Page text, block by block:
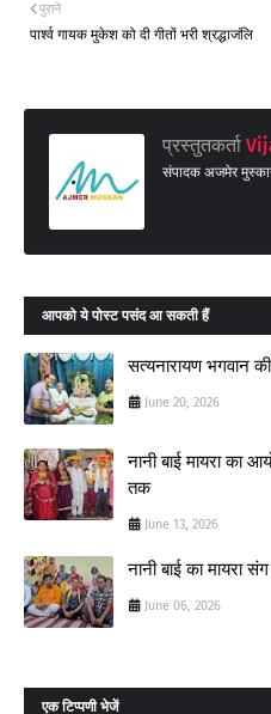
पुराने
पार्श्व गायक मुकेश को दी गीतों भरी श्रद्धाजंलि
प्रस्तुतकर्ता
संपादक अजमेर
आपको ये पोस्ट पसंद आ सकती हैं
सत्यनारायण भगवान की
June 20, 2026
नानी बाई मायरा का
तक
June 13, 2026
नानी बाई का मायरा
June 06, 2026
एक टिप्पणी भेजें